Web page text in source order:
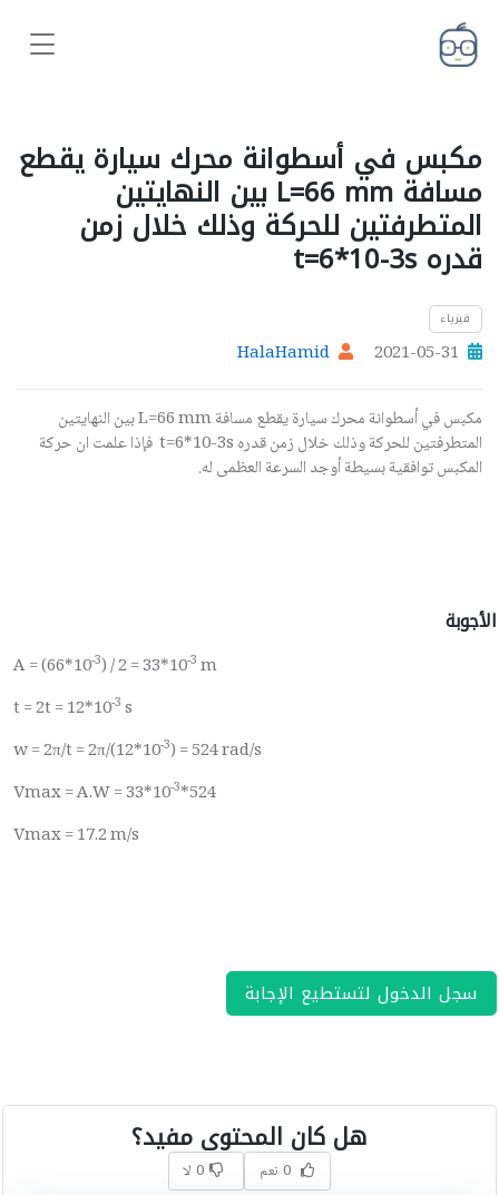
مكبس في أسطوانة محرك سيارة يقطع
مسافة L=66 mm بين النهايتين
المتطرفتين للحركة وذلك خلال زمن
قدره t=6*10-3s
فيزياء
2021-05-31
HalaHamid
مكبس في أسطوانة محرك سيارة يقطع مسافةL=66 mmبين النهايتين
المتطرفتين للحركة وذلك خلال زمن قدره t=6*10-3s
فإذا علمت ان حركة
المكبس توافقية بسيطة أوجد السرعة العظمى له.
الأجوبة
A = (66*10-3) / 2 = 33*10-3 m
t = 2t = 12*10-3 s
w = 2π/t = 2π/(12*10-3) = 524 rad/s
Vmax = A.W = 33*10-3*524
Vmax = 17.2 m/s
سجل الدخول لتستطيع الإجابة
هل كان المحتوى مفيد؟
0 نعم 0 لا